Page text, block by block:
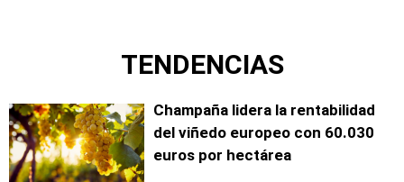
TENDENCIAS
Champaña lidera la rentabilidad
del viñedo europeo con 60.030
euros por hectárea